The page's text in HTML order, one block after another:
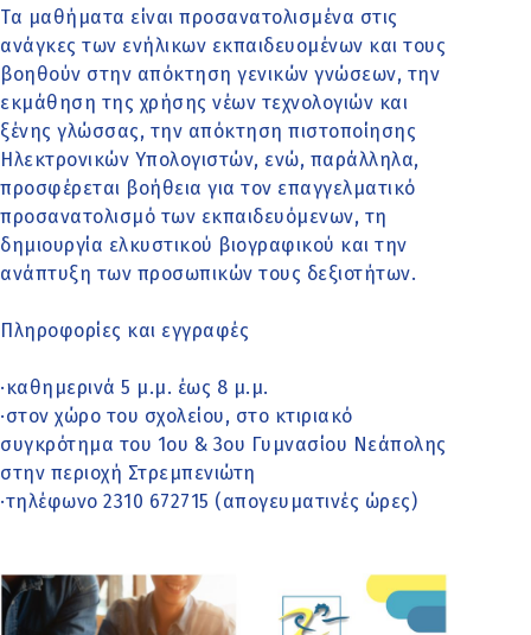
Τα μαθήματα είναι προσανατολισμένα στις
ανάγκες των ενήλικων εκπαιδευομένων και τους
βοηθούν στην απόκτηση γενικών γνώσεων, την
εκμάθηση της χρήσης νέων τεχνολογιών και
ξένης γλώσσας, την απόκτηση πιστοποίησης
Ηλεκτρονικών Υπολογιστών, ενώ, παράλληλα,
προσφέρεται βοήθεια για τον επαγγελματικό
προσανατολισμό των εκπαιδευόμενων, τη
δημιουργία ελκυστικού βιογραφικού και την
ανάπτυξη των προσωπικών τους δεξιοτήτων.
Πληροφορίες και εγγραφές
·καθημερινά 5 μ.μ. έως 8 μ.μ.
·στον χώρο του σχολείου, στο κτιριακό
συγκρότημα του 1ου & 3ου Γυμνασίου Νεάπολης
στην περιοχή Στρεμπενιώτη
·τηλέφωνο 2310 672715 (απογευματινές ώρες)